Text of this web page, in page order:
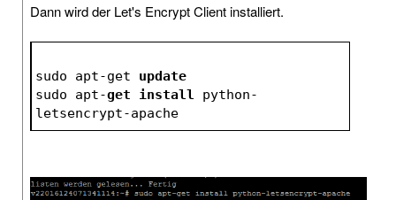
Dann wird der Let's Encrypt Client installiert.
sudo apt-get update
sudo apt-get install python-
letsencrypt-apache